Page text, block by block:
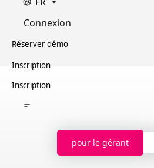
Connexion
Réserver démo
Inscription
Inscription
pour le gérant